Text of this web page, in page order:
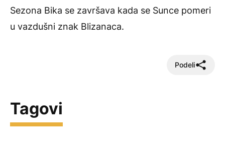
Sezona Bika se završava kada se Sunce pomeri
u vazdušni znak Blizanaca.
Podeli
Tagovi